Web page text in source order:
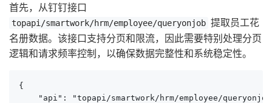
首先，从钉钉接口
topapi/smartwork/hrm/employee/queryonjob 提取员工花
名册数据。该接口支持分页和限流，因此需要特别处理分页
逻辑和请求频率控制，以确保数据完整性和系统稳定性。
{
"api": "topapi/smartwork/hrm/employee/